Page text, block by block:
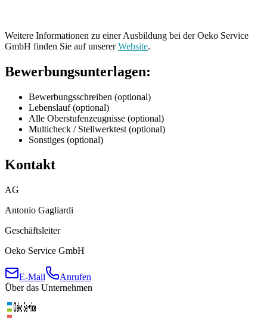
Weitere Informationen zu einer Ausbildung bei der Oeko Service
GmbH finden Sie auf unsererWebsite.
Bewerbungsunterlagen:
Bewerbungsschreiben (optional)
Lebenslauf (optional)
Alle Oberstufenzeugnisse (optional)
Multicheck / Stellwerktest (optional)
Sonstiges (optional)
Kontakt
AG
Antonio Gagliardi
Geschäftsleiter
Oeko Service GmbH
E-Mail
Anrufen
Über das Unternehmen